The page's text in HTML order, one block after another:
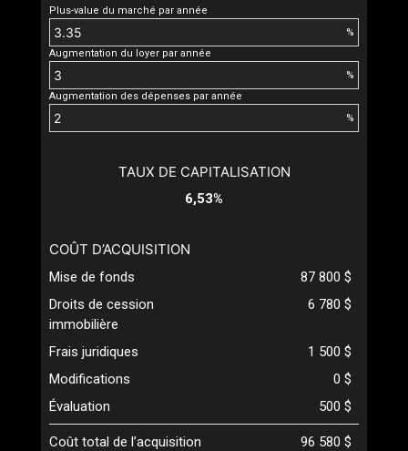
Plus-value du marché par année
%
Augmentation du loyer par année
%
Augmentation des dépenses par année
%
TAUX DE CAPITALISATION
6,53%
COÛT D’ACQUISITION
Mise de fonds
87 800 $
Droits de cession
immobilière
6 780 $
Frais juridiques
1 500 $
Modifications
0 $
Évaluation
500 $
Coût total de l’acquisition 96 580 $